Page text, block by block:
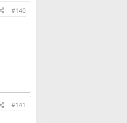
#140
#141